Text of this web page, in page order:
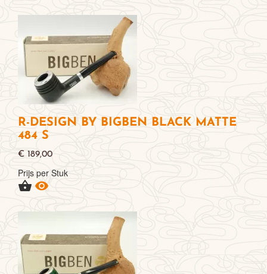
R-DESIGN BY BIGBEN BLACK MATTE
484 S
€ 189,00
Prijs per Stuk
 